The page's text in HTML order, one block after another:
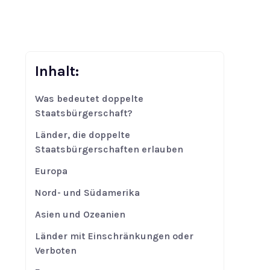
Inhalt:
Was bedeutet doppelte
Staatsbürgerschaft?
Länder, die doppelte
Staatsbürgerschaften erlauben
Europa
Nord- und Südamerika
Asien und Ozeanien
Länder mit Einschränkungen oder
Verboten